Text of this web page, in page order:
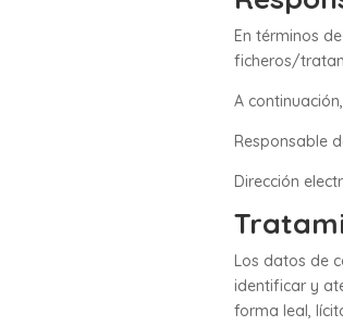
En términos
ficheros/
A
Responsable
Dirección
Los datos de
identificar y
forma leal,